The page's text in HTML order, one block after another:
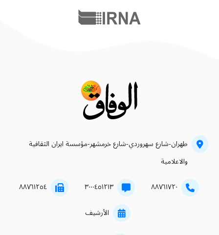
طهران-شارع سهروردي-شارع خرمشهر-مؤسسة ايران الثقافية
والاعلامية
۸۸۷٦۱۷۲۰ ۳۰۰۰٤٥۱۲۱۳ ۸۸۷٦۱۲٥٤
الأرشيف